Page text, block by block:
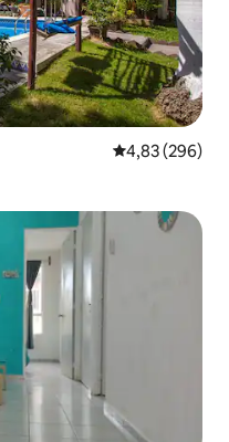
4,83 av 5 i
4,83 (296)